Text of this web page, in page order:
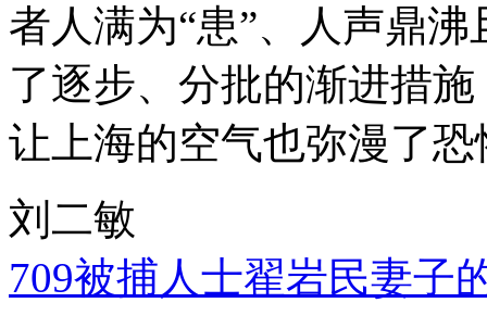
者人满为“患”、人声鼎
了逐步、分批的渐进措
让上海的空气也弥漫了
刘二敏
709被捕人士翟岩民妻子